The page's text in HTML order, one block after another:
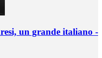
un grande italiano -